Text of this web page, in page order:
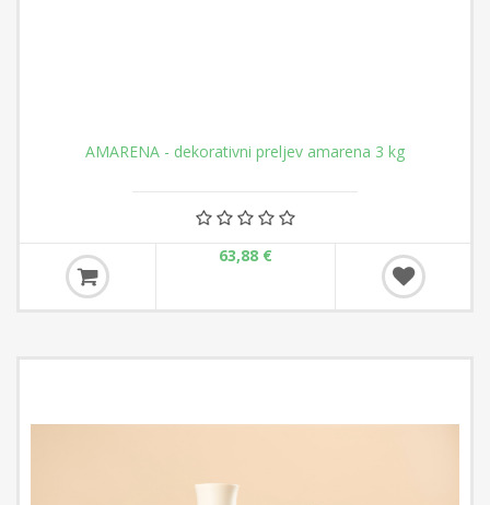
AMARENA - dekorativni preljev amarena 3 kg
63,88 €